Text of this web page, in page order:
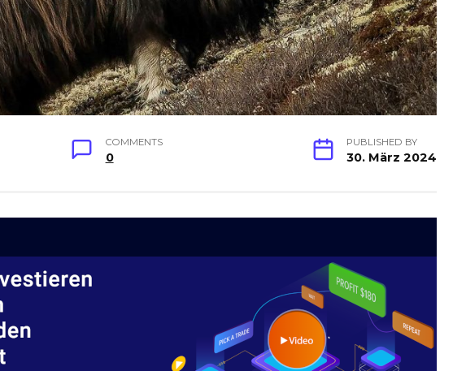
COMMENTS
0
PUBLISHED BY
30. März 2024